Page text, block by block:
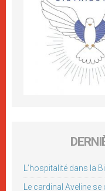
L’hospitalité dans la
Le cardinal Aveline